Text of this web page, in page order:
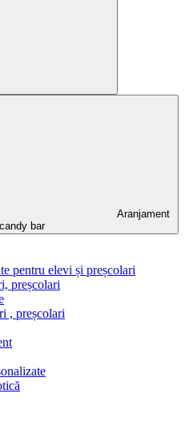
Aranjament
candy bar
pentru elevi și preșcolari
preșcolari
, preșcolari